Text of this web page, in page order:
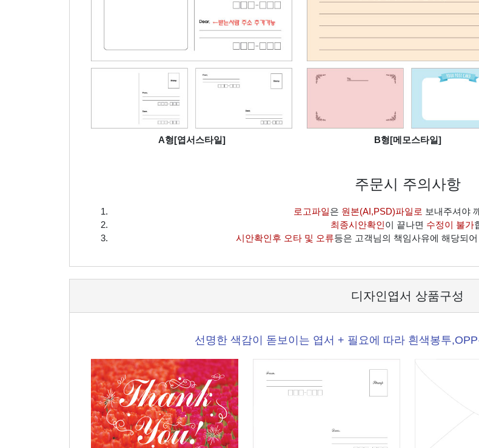
A형[엽서스타일] B형[메모스타일]
주문시 주의사항
로고파일은 원본(AI,PSD)파일로 보내주셔야
최종시안확인이 끝나면 수정이 불가
시안확인후 오타 및 오류등은 고객님의 책임사유에 해당되어
디자인엽서 상품구성
선명한 색감이 돋보이는 엽서 + 필요에 따라 흰색봉투